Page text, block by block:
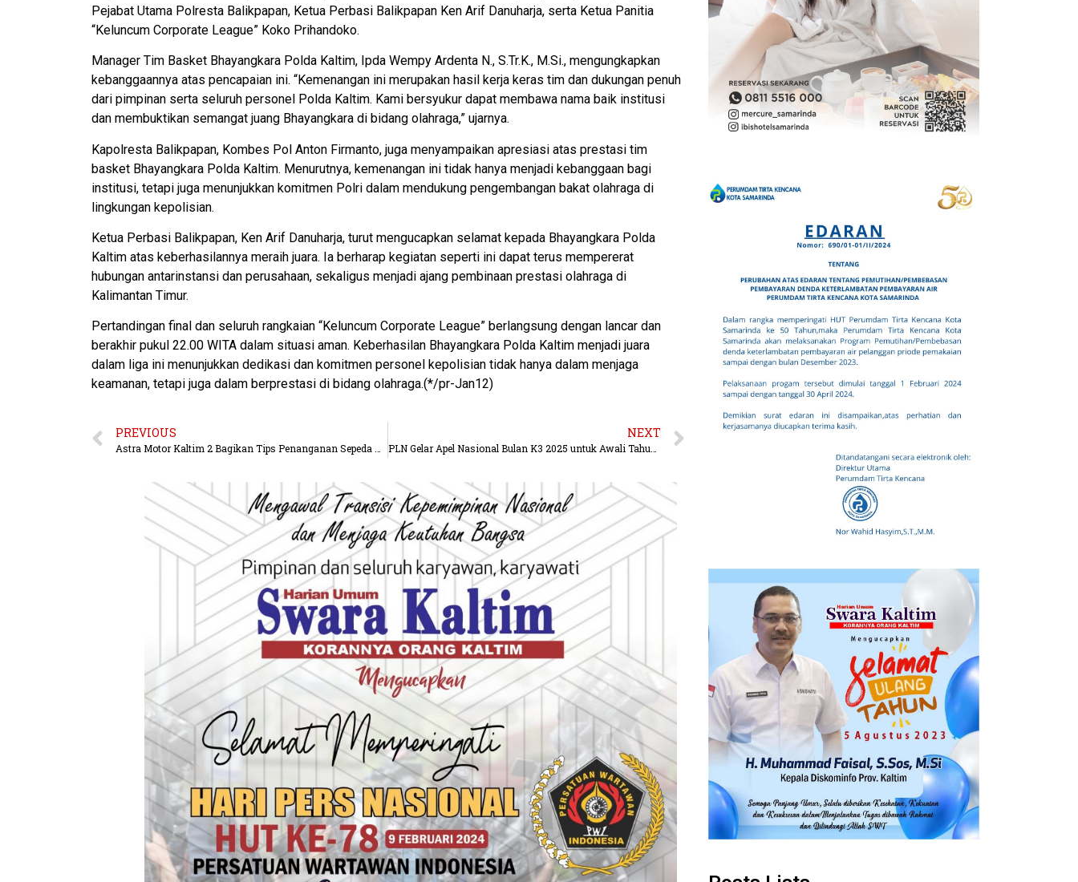
Pejabat Utama Polresta Balikpapan, Ketua Perbasi Balikpapan Ken Arif Danuharja, serta Ketua Panitia
“Keluncum Corporate League” Koko Prihandoko.
Manager Tim Basket Bhayangkara Polda Kaltim, Ipda Wempy Ardenta N., S.Tr.K., M.Si., mengungkapkan
kebanggaannya atas pencapaian ini. “Kemenangan ini merupakan hasil kerja keras tim dan dukungan penuh
dari pimpinan serta seluruh personel Polda Kaltim. Kami bersyukur dapat membawa nama baik institusi
dan membuktikan semangat juang Bhayangkara di bidang olahraga,” ujarnya.
Kapolresta Balikpapan, Kombes Pol Anton Firmanto, juga menyampaikan apresiasi atas prestasi tim
basket Bhayangkara Polda Kaltim. Menurutnya, kemenangan ini tidak hanya menjadi kebanggaan bagi
institusi, tetapi juga menunjukkan komitmen Polri dalam mendukung pengembangan bakat olahraga di
lingkungan kepolisian.
Ketua Perbasi Balikpapan, Ken Arif Danuharja, turut mengucapkan selamat kepada Bhayangkara Polda
Kaltim atas keberhasilannya meraih juara. Ia berharap kegiatan seperti ini dapat terus mempererat
hubungan antarinstansi dan perusahaan, sekaligus menjadi ajang pembinaan prestasi olahraga di
Kalimantan Timur.
Pertandingan final dan seluruh rangkaian “Keluncum Corporate League” berlangsung dengan lancar dan
berakhir pukul 22.00 WITA dalam situasi aman. Keberhasilan Bhayangkara Polda Kaltim menjadi juara
dalam liga ini menunjukkan dedikasi dan komitmen personel kepolisian tidak hanya dalam menjaga
keamanan, tetapi juga dalam berprestasi di bidang olahraga.(*/pr-Jan12)
PREVIOUS NEXT